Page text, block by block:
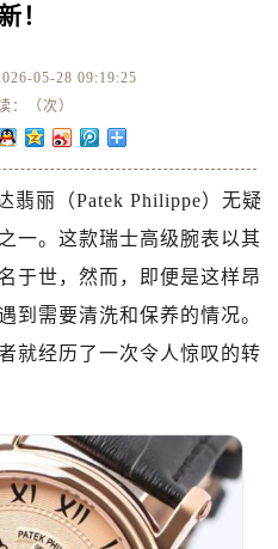
！
05-28 09:19:25
：（次）
翡丽（Patek Philippe）无疑
一。这款瑞士高级腕表以其
于世，然而，即便是这样昂
到需要清洗和保养的情况。
就经历了一次令人惊叹的转